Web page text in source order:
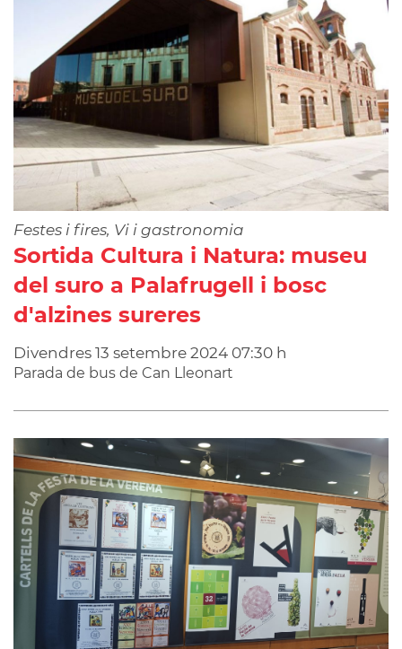
Festes i fires, Vi i gastronomia
Sortida Cultura i Natura: museu
del suro a Palafrugell i bosc
d'alzines sureres
Divendres 13 setembre 2024 07:30 h
Parada de bus de Can Lleonart